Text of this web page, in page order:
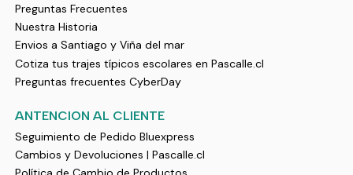
Preguntas Frecuentes
Nuestra Historia
Envios a Santiago y Viña del mar
Cotiza tus trajes típicos escolares en Pascalle.cl
Preguntas frecuentes CyberDay
ANTENCION AL CLIENTE
Seguimiento de Pedido Bluexpress
Cambios y Devoluciones | Pascalle.cl